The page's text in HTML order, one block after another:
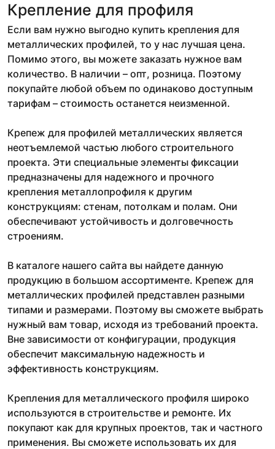
Крепление для профиля
Если вам нужно выгодно купить крепления для
металлических профилей, то у нас лучшая цена.
Помимо этого, вы можете заказать нужное вам
количество. В наличии – опт, розница. Поэтому
покупайте любой объем по одинаково доступным
тарифам – стоимость останется неизменной.
Крепеж для профилей металлических является
неотъемлемой частью любого строительного
проекта. Эти специальные элементы фиксации
предназначены для надежного и прочного
крепления металлопрофиля к другим
конструкциям: стенам, потолкам и полам. Они
обеспечивают устойчивость и долговечность
строениям.
В каталоге нашего сайта вы найдете данную
продукцию в большом ассортименте. Крепеж для
металлических профилей представлен разными
типами и размерами. Поэтому вы сможете выбрать
нужный вам товар, исходя из требований проекта.
Вне зависимости от конфигурации, продукция
обеспечит максимальную надежность и
эффективность конструкциям.
Крепления для металлического профиля широко
используются в строительстве и ремонте. Их
покупают как для крупных проектов, так и частного
применения. Вы сможете использовать их для